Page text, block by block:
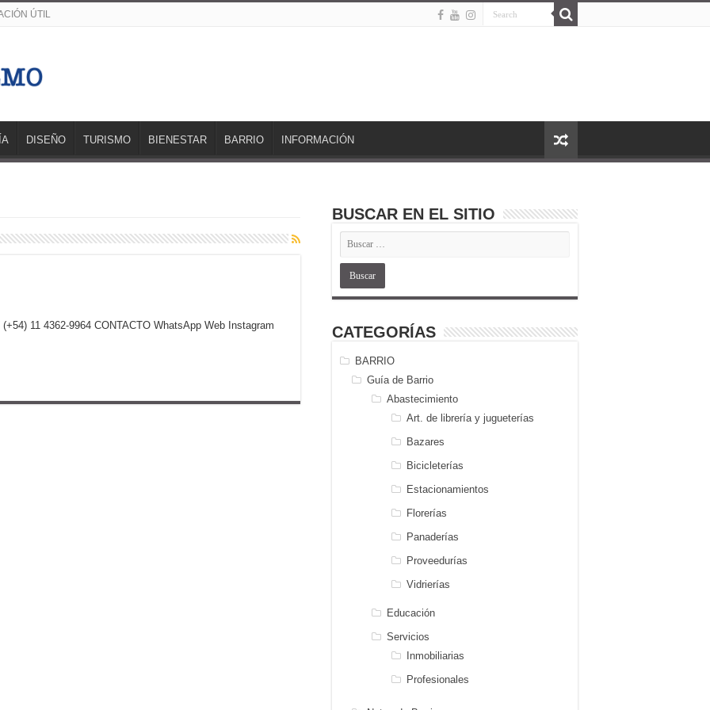
ÚTIL
DISEÑO TURISMO BIENESTAR BARRIO INFORMACIÓN
11 4362-9964 CONTACTO WhatsApp Web Instagram
BUSCAR EN EL SITIO
CATEGORÍAS
BARRIO
Guía de Barrio
Abastecimiento
Art. de librería y jugueterías
Bazares
Bicicleterías
Estacionamientos
Florerías
Panaderías
Proveedurías
Vidrierías
Educación
Servicios
Inmobiliarias
Profesionales